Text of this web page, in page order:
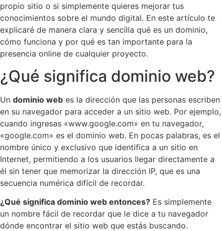
propio sitio o si simplemente quieres mejorar tus
conocimientos sobre el mundo digital. En este artículo te
explicaré de manera clara y sencilla qué es un dominio,
cómo funciona y por qué es tan importante para la
presencia online de cualquier proyecto.
¿Qué significa dominio web?
Un dominio web es la dirección que las personas escriben
en su navegador para acceder a un sitio web. Por ejemplo,
cuando ingresas «www.google.com» en tu navegador,
«google.com» es el dominio web. En pocas palabras, es el
nombre único y exclusivo que identifica a un sitio en
Internet, permitiendo a los usuarios llegar directamente a
él sin tener que memorizar la dirección IP, que es una
secuencia numérica difícil de recordar.
¿Qué significa dominio web entonces? Es simplemente
un nombre fácil de recordar que le dice a tu navegador
dónde encontrar el sitio web que estás buscando.